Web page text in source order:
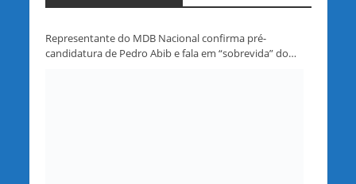
Representante do MDB Nacional confirma pré-
candidatura de Pedro Abib e fala em “sobrevida” do